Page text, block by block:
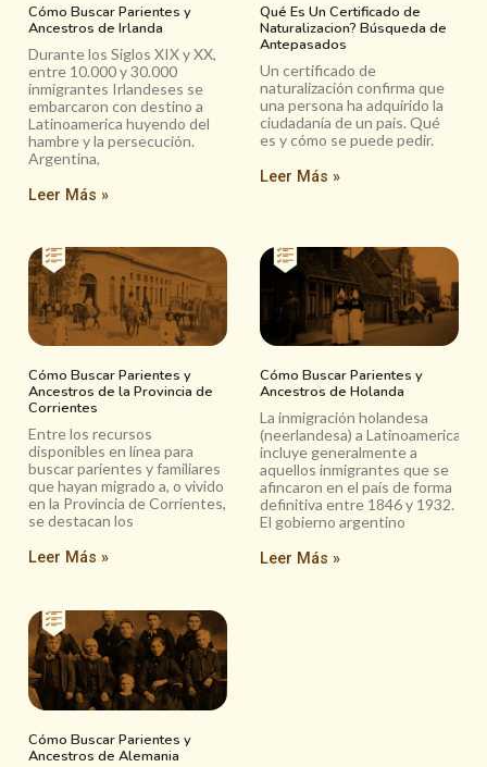
Cómo Buscar Parientes y
Ancestros de Irlanda
Durante los Siglos XIX y XX,
entre 10.000 y 30.000
inmigrantes Irlandeses se
embarcaron con destino a
Latinoamerica huyendo del
hambre y la persecución.
Argentina,
Leer Más »
Qué Es Un Certificado de
Naturalizacion? Búsqueda de
Antepasados
Un certificado de
naturalización confirma que
una persona ha adquirido la
ciudadanía de un país. Qué
es y cómo se puede pedir.
Leer Más »
Cómo Buscar Parientes y
Ancestros de la Provincia de
Corrientes
Entre los recursos
disponibles en línea para
buscar parientes y familiares
que hayan migrado a, o vivido
en la Provincia de Corrientes,
se destacan los
Leer Más »
Cómo Buscar Parientes y
Ancestros de Holanda
La inmigración holandesa
(neerlandesa) a Latinoamerica
incluye generalmente a
aquellos inmigrantes que se
afincaron en el país de forma
definitiva entre 1846 y 1932.
El gobierno argentino
Leer Más »
Cómo Buscar Parientes y
Ancestros de Alemania